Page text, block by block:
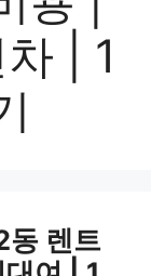
| 1
동 렌트